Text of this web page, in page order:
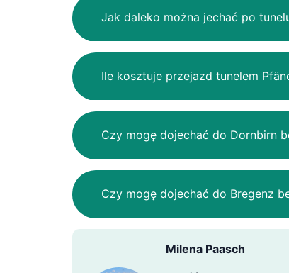
Jak daleko można jechać po
Ile kosztuje przejazd tunelem
Czy mogę dojechać do Dornbirn
Czy mogę dojechać do Bregenz
Milena Paasch